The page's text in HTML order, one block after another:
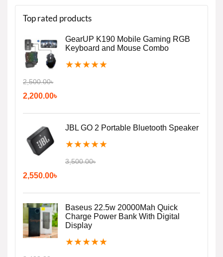
Top rated products
GearUP K190 Mobile Gaming RGB
Keyboard and Mouse Combo
★★★★★
2,500.00৳
2,200.00৳
JBL GO 2 Portable Bluetooth Speaker
★★★★★
3,500.00৳
2,550.00৳
Baseus 22.5w 20000Mah Quick
Charge Power Bank With Digital
Display
★★★★★